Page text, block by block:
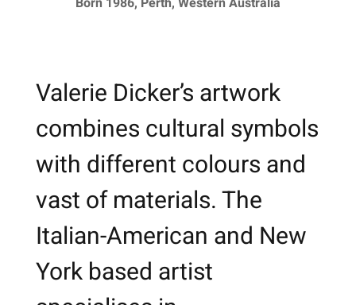
Valerie Dicker’s artwork
combines cultural symbols
with different colours and
vast of materials. The
Italian-American and New
York based artist